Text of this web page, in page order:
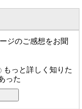
ジのご感想をお聞
もっと詳しく知りた
った